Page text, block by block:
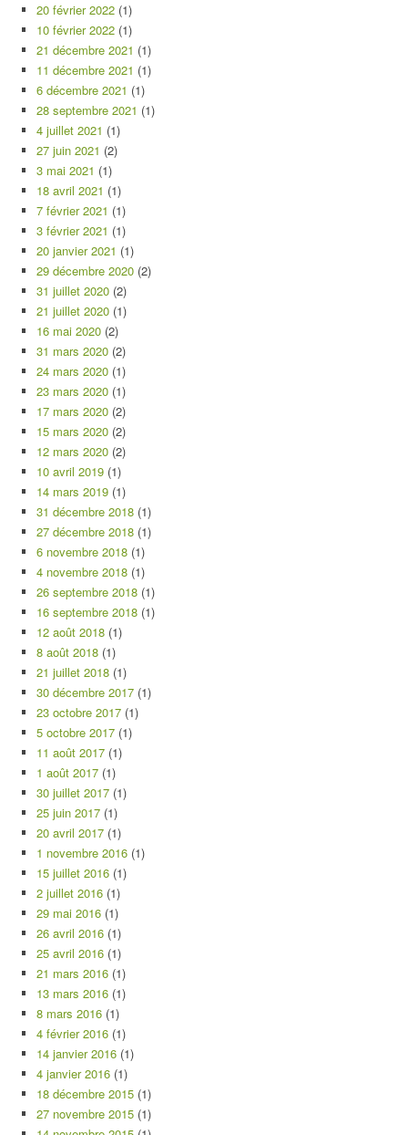
20 février 2022 (1)
10 février 2022 (1)
21 décembre 2021 (1)
11 décembre 2021 (1)
6 décembre 2021 (1)
28 septembre 2021 (1)
4 juillet 2021 (1)
27 juin 2021 (2)
3 mai 2021 (1)
18 avril 2021 (1)
7 février 2021 (1)
3 février 2021 (1)
20 janvier 2021 (1)
29 décembre 2020 (2)
31 juillet 2020 (2)
21 juillet 2020 (1)
16 mai 2020 (2)
31 mars 2020 (2)
24 mars 2020 (1)
23 mars 2020 (1)
17 mars 2020 (2)
15 mars 2020 (2)
12 mars 2020 (2)
10 avril 2019 (1)
14 mars 2019 (1)
31 décembre 2018 (1)
27 décembre 2018 (1)
6 novembre 2018 (1)
4 novembre 2018 (1)
26 septembre 2018 (1)
16 septembre 2018 (1)
12 août 2018 (1)
8 août 2018 (1)
21 juillet 2018 (1)
30 décembre 2017 (1)
23 octobre 2017 (1)
5 octobre 2017 (1)
11 août 2017 (1)
1 août 2017 (1)
30 juillet 2017 (1)
25 juin 2017 (1)
20 avril 2017 (1)
1 novembre 2016 (1)
15 juillet 2016 (1)
2 juillet 2016 (1)
29 mai 2016 (1)
26 avril 2016 (1)
25 avril 2016 (1)
21 mars 2016 (1)
13 mars 2016 (1)
8 mars 2016 (1)
4 février 2016 (1)
14 janvier 2016 (1)
4 janvier 2016 (1)
18 décembre 2015 (1)
27 novembre 2015 (1)